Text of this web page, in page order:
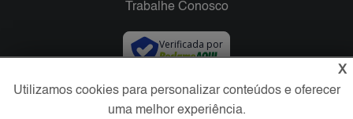
Trabalhe Conosco
Verificada por
Redes Sociais
X
Utilizamos cookies para personalizar conteúdos e oferecer
uma melhor experiência.